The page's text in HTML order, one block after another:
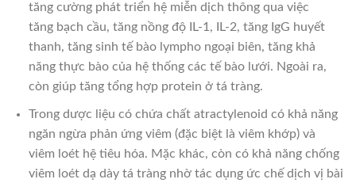
tăng cường phát triển hệ miễn dịch thông qua việc
tăng bạch cầu, tăng nồng độ IL-1, IL-2, tăng IgG huyết
thanh, tăng sinh tế bào lympho ngoại biên, tăng khả
năng thực bào của hệ thống các tế bào lưới. Ngoài ra,
còn giúp tăng tổng hợp protein ở tá tràng.
Trong dược liệu có chứa chất atractylenoid có khả năng
ngăn ngừa phản ứng viêm (đặc biệt là viêm khớp) và
viêm loét hệ tiêu hóa. Mặc khác, còn có khả năng chống
viêm loét dạ dày tá tràng nhờ tác dụng ức chế dịch vị bài